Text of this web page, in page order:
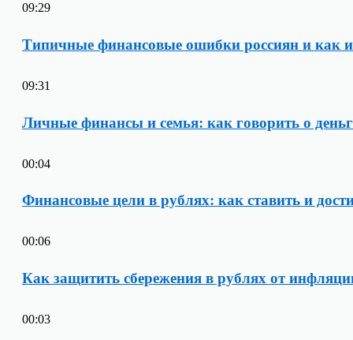
09:29
Типичные финансовые ошибки россиян и как
09:31
Личные финансы и семья: как говорить о
00:04
Финансовые цели в рублях: как ставить и
00:06
Как защитить сбережения в рублях от
00:03